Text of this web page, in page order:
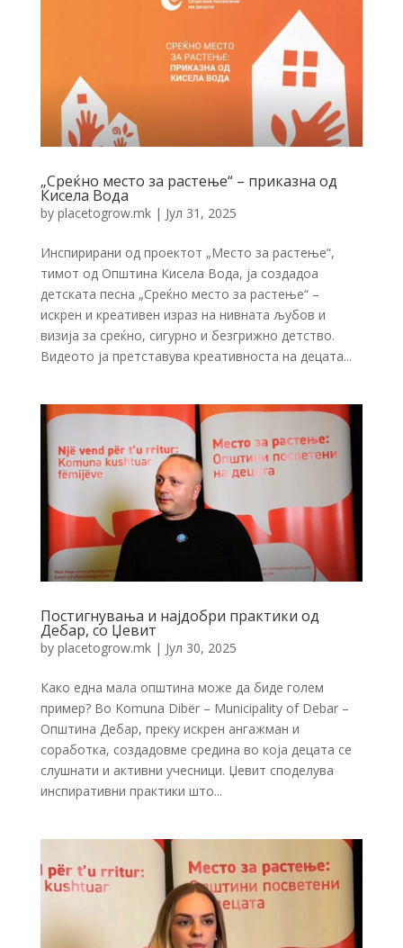
„Среќно место за растење“ – приказна од
Кисела Вода
by placetogrow.mk| Јул 31, 2025
Инспирирани од проектот „Место за растење“,
тимот од Општина Кисела Вода, ја создадоа
детската песна „Среќно место за растење“ –
искрен и креативен израз на нивната љубов и
визија за среќно, сигурно и безгрижно детство.
Видеото ја претставува креативноста на децата...
Постигнувања и најдобри практики од
Дебар, со Џевит
by placetogrow.mk| Јул 30, 2025
Како една мала општина може да биде голем
пример? Во Komuna Dibër – Municipality of Debar –
Општина Дебар, преку искрен ангажман и
соработка, создадовме средина во која децата се
слушнати и активни учесници. Џевит споделува
инспиративни практики што...